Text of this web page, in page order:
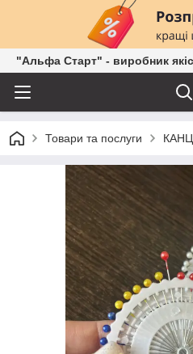
"Альфа Старт" - виробник
Товари та послуги